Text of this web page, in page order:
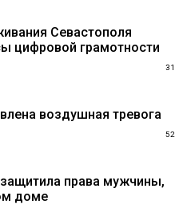
Севастополя
цифровой грамотности
31
воздушная тревога
52
права мужчины,
доме